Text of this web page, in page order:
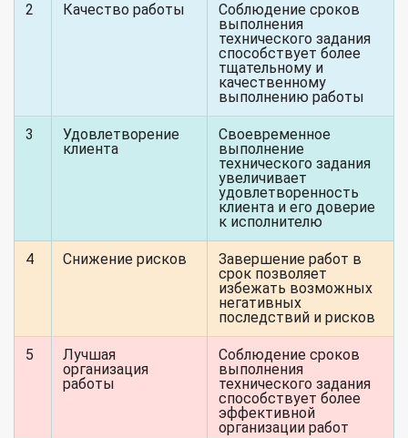
2 Качество работы
Соблюдение сроков
выполнения
технического задания
способствует более
тщательному и
качественному
выполнению работы
3
Удовлетворение
клиента
Своевременное
выполнение
технического задания
увеличивает
удовлетворенность
клиента и его доверие
к исполнителю
4 Снижение рисков
Завершение работ в
срок позволяет
избежать возможных
негативных
последствий и рисков
5
Лучшая
организация
работы
Соблюдение сроков
выполнения
технического задания
способствует более
эффективной
организации работ